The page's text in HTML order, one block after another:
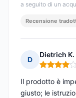
a seguito di un
Recensione
D
Dietrich K.
Nota: 4 su
Il prodotto è
giusto; le